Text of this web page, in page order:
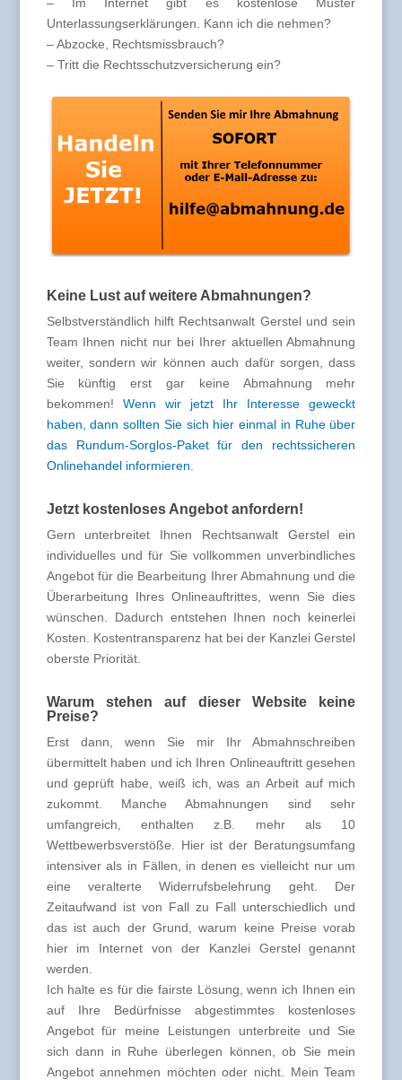
– Im Internet gibt es kostenlose Muster
Unterlassungserklärungen. Kann ich die nehmen?
– Abzocke, Rechtsmissbrauch?
– Tritt die Rechtsschutzversicherung ein?
Keine Lust auf weitere Abmahnungen?
Selbstverständlich hilft Rechtsanwalt Gerstel und sein
Team Ihnen nicht nur bei Ihrer aktuellen Abmahnung
weiter, sondern wir können auch dafür sorgen, dass
Sie künftig erst gar keine Abmahnung mehr
bekommen! Wenn wir jetzt Ihr Interesse geweckt
haben, dann sollten Sie sich hier einmal in Ruhe über
das Rundum-Sorglos-Paket für den rechtssicheren
Onlinehandel informieren
Jetzt kostenloses Angebot anfordern!
Gern unterbreitet Ihnen Rechtsanwalt Gerstel ein
individuelles und für Sie vollkommen unverbindliches
Angebot für die Bearbeitung Ihrer Abmahnung und die
Überarbeitung Ihres Onlineauftrittes, wenn Sie dies
wünschen. Dadurch entstehen Ihnen noch keinerlei
Kosten. Kostentransparenz hat bei der Kanzlei Gerstel
oberste Priorität.
Warum stehen auf dieser Website keine
Preise?
Erst dann, wenn Sie mir Ihr Abmahnschreiben
übermittelt haben und ich Ihren Onlineauftritt gesehen
und geprüft habe, weiß ich, was an Arbeit auf mich
zukommt. Manche Abmahnungen sind sehr
umfangreich, enthalten z.B. mehr als 10
Wettbewerbsverstöße. Hier ist der Beratungsumfang
intensiver als in Fällen, in denen es vielleicht nur um
eine veralterte Widerrufsbelehrung geht. Der
Zeitaufwand ist von Fall zu Fall unterschiedlich und
das ist auch der Grund, warum keine Preise vorab
hier im Internet von der Kanzlei Gerstel genannt
werden.
Ich halte es für die fairste Lösung, wenn ich Ihnen ein
auf Ihre Bedürfnisse abgestimmtes kostenloses
Angebot für meine Leistungen unterbreite und Sie
sich dann in Ruhe überlegen können, ob Sie mein
Angebot annehmen möchten oder nicht. Mein Team